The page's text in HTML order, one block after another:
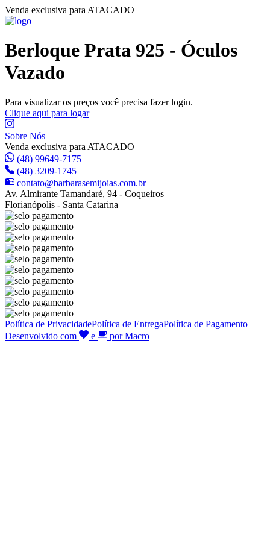
Venda exclusiva para ATACADO
Berloque Prata 925 - Óculos
Vazado
Para visualizar os preços você precisa fazer login.
Clique aqui para logar
Sobre Nós
Venda exclusiva para ATACADO
(48) 99649-7175
(48) 3209-1745
contato@barbarasemijoias.com.br
Av. Almirante Tamandaré, 94 - Coqueiros
Florianópolis - Santa Catarina
Política de PrivacidadePolítica de EntregaPolítica de Pagamento
Desenvolvido com
e por Macro